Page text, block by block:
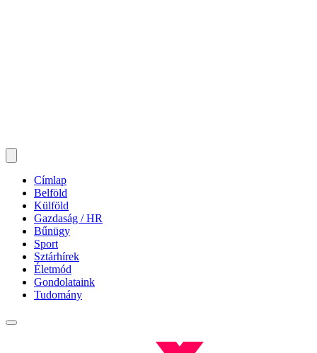
Címlap
Belföld
Külföld
Gazdaság / HR
Bűnügy
Sport
Sztárhírek
Életmód
Gondolataink
Tudomány